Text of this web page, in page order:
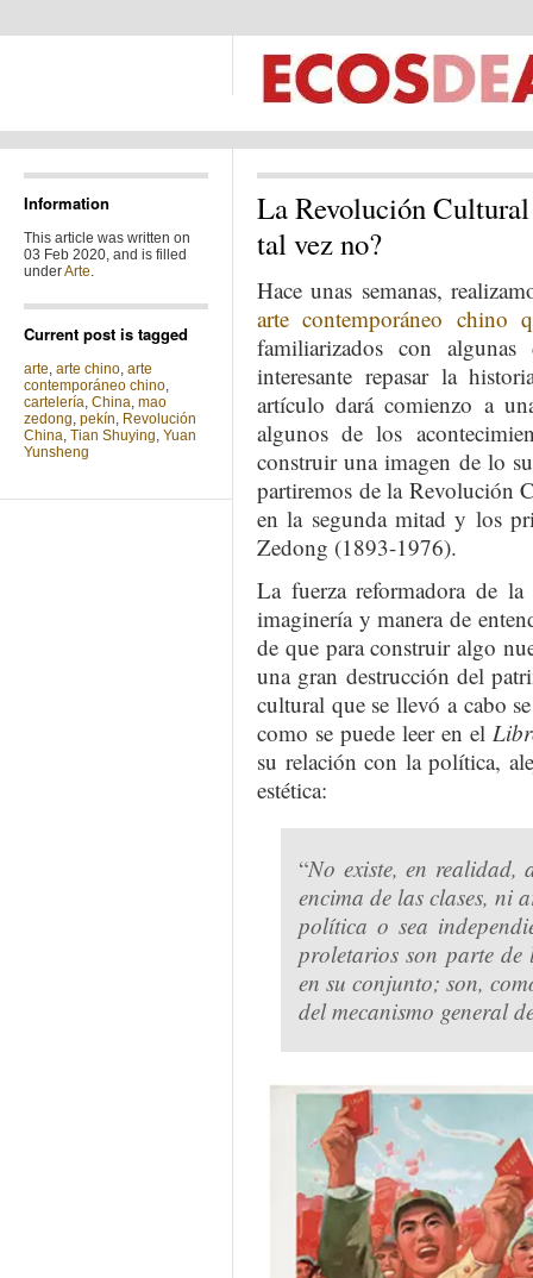
Information
This article was written on
03 Feb 2020, and is filled
underArte.
Current post is tagged
arte, arte chino, arte
contemporáneo chino,
cartelería, China, mao
zedong, pekín, Revolución
China, Tian Shuying, Yuan
Yunsheng
La Revolución
tal vez no?
Hace unas semanas,
arte contemporáneo chino
familiarizados con algunas
interesante repasar la
artículo dará comienzo a
algunos de los
construir una imagen de lo
partiremos de la Revolución
en la segunda mitad y los
Zedong (1893-1976).
La fuerza reformadora de
imaginería y manera de
de que para construir algo
una gran destrucción del
cultural que se llevó a cabo
como se puede leer en el
su relación con la política,
estética:
“No existe, en realidad,
encima de las clases, ni
política o sea
proletarios son parte
en su conjunto; son,
del mecanismo general